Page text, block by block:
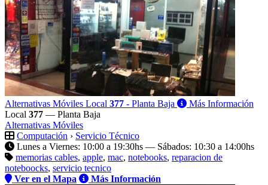
Alternativas Móviles Local 377 - Planta Baja
Más Información
Local 377 — Planta Baja
Alternativas Móviles
Computación › Servicio Técnico
Lunes a Viernes: 10:00 a 19:30hs — Sábados: 10:30 a 14:00hs
memorias cables, apple, mac, notebooks, reparacion de
noteboocks, servicio tecnico
Ver en el Mapa
Más Información